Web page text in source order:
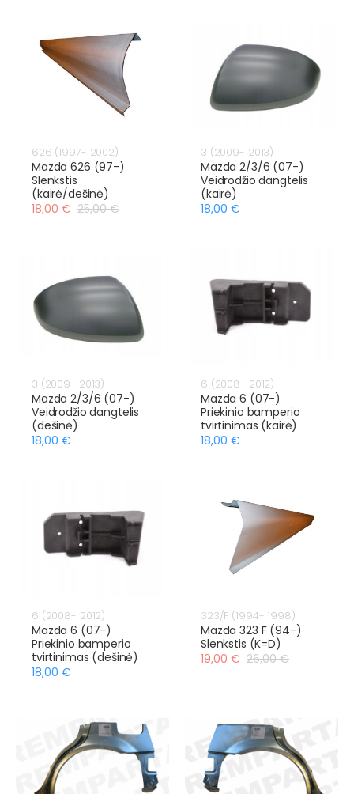
626 (1997- 2002)
Mazda 626 (97-)
Slenkstis
(kairė/dešinė)
18,00 € 25,00 €
3 (2009- 2013)
Mazda 2/3/6 (07-)
Veidrodžio dangtelis
(kairė)
18,00 €
3 (2009- 2013)
Mazda 2/3/6 (07-)
Veidrodžio dangtelis
(dešinė)
18,00 €
6 (2008- 2012)
Mazda 6 (07-)
Priekinio bamperio
tvirtinimas (kairė)
18,00 €
6 (2008- 2012)
Mazda 6 (07-)
Priekinio bamperio
tvirtinimas (dešinė)
18,00 €
323/F (1994- 1998)
Mazda 323 F (94-)
Slenkstis (K=D)
19,00 € 26,00 €